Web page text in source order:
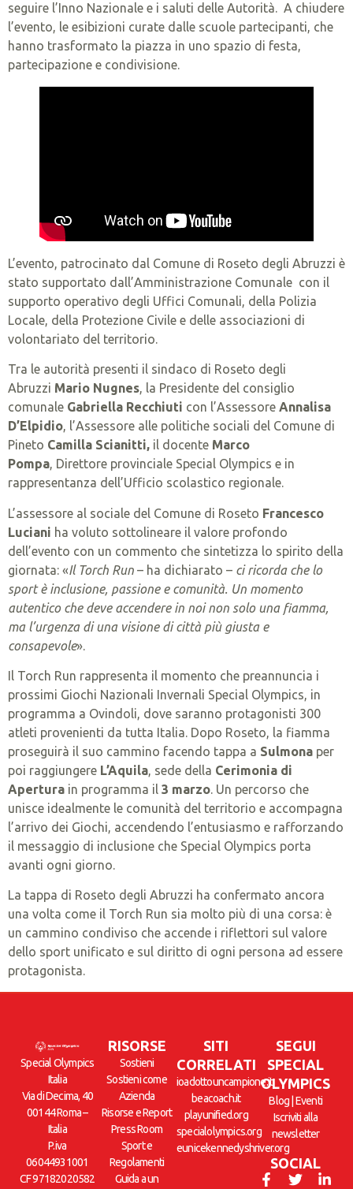
seguire l’Inno Nazionale e i saluti delle Autorità. A chiudere
l’evento, le esibizioni curate dalle scuole partecipanti, che
hanno trasformato la piazza in uno spazio di festa,
partecipazione e condivisione.
L’evento, patrocinato dal Comune di Roseto degli Abruzzi è
stato supportato dall’Amministrazione Comunale con il
supporto operativo degli Uffici Comunali, della Polizia
Locale, della Protezione Civile e delle associazioni di
volontariato del territorio.
Tra le autorità presenti il sindaco di Roseto degli
Abruzzi Mario Nugnes, la Presidente del consiglio
comunale Gabriella Recchiuti con l’Assessore Annalisa
D’Elpidio, l’Assessore alle politiche sociali del Comune di
Pineto Camilla Scianitti, il docente Marco
Pompa, Direttore provinciale Special Olympics e in
rappresentanza dell’Ufficio scolastico regionale.
L’assessore al sociale del Comune di Roseto Francesco
Luciani ha voluto sottolineare il valore profondo
dell’evento con un commento che sintetizza lo spirito della
giornata: «Il Torch Run – ha dichiarato – ci ricorda che lo
sport è inclusione, passione e comunità. Un momento
autentico che deve accendere in noi non solo una fiamma,
ma l’urgenza di una visione di città più giusta e
consapevole».
Il Torch Run rappresenta il momento che preannuncia i
prossimi Giochi Nazionali Invernali Special Olympics, in
programma a Ovindoli, dove saranno protagonisti 300
atleti provenienti da tutta Italia. Dopo Roseto, la fiamma
proseguirà il suo cammino facendo tappa a Sulmona per
poi raggiungere L’Aquila, sede della Cerimonia di
Apertura in programma il 3 marzo. Un percorso che
unisce idealmente le comunità del territorio e accompagna
l’arrivo dei Giochi, accendendo l’entusiasmo e rafforzando
il messaggio di inclusione che Special Olympics porta
avanti ogni giorno.
La tappa di Roseto degli Abruzzi ha confermato ancora
una volta come il Torch Run sia molto più di una corsa: è
un cammino condiviso che accende i riflettori sul valore
dello sport unificato e sul diritto di ogni persona ad essere
protagonista.
Special Olympics
Italia
Via di Decima, 40
00144 Roma –
Italia
P.iva
06044931001
CF 97182020582
RISORSE
Sostieni
Sostieni come
Azienda
Risorse e Report
Press Room
Sport e
Regolamenti
Guida a un
SITI
CORRELATI
ioadottouncampione.it
beacoach.it
playunified.org
specialolympics.org
eunicekennedyshriver.org
SEGUI
SPECIAL
OLYMPICS
Blog Eventi
Iscriviti alla
newsletter
SOCIAL